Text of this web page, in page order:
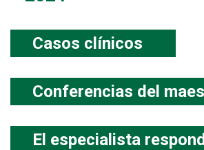
Casos clínicos
Conferencias del
El especialista